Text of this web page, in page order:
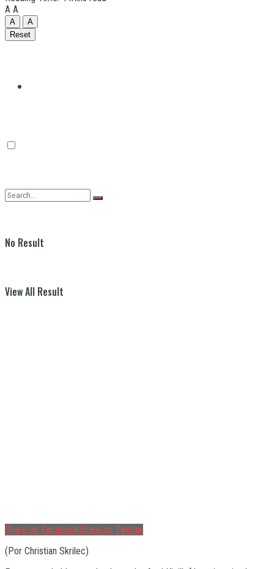
Quilmes
No Result
View All Result
A A
A
A
Reset
Share on FacebookShare on Twitter
(Por Christian Skrilec)